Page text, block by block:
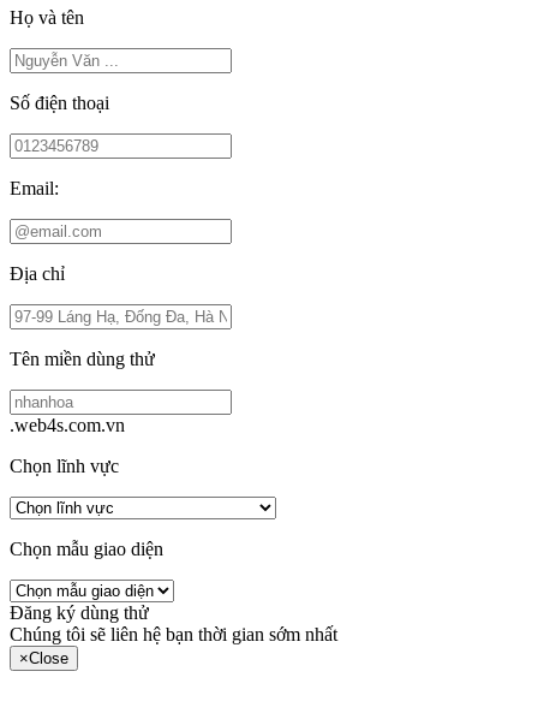
Họ và tên
Số điện thoại
Email:
Địa chỉ
Tên miền dùng thử
.web4s.com.vn
Chọn lĩnh vực
Chọn mẫu giao diện
Đăng ký dùng thử
Chúng tôi sẽ liên hệ bạn thời gian sớm nhất
×Close